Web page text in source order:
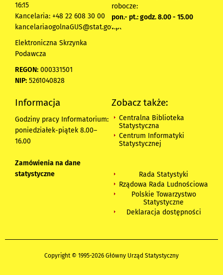
16:15
Kancelaria: +48 22 608 30 00
kancelariaogolnaGUS@stat.gov.pl
Elektroniczna Skrzynka
Podawcza
REGON: 000331501
NIP: 5261040828
robocze:
pon.- pt.: godz. 8.00 - 15.00
Informacja
Godziny pracy Informatorium:
poniedziałek-piątek 8.00–
16.00
Zamówienia na dane
statystyczne
Zobacz także:
Centralna Biblioteka
Statystyczna
Centrum Informatyki
Statystycznej
Rada Statystyki
Rządowa Rada Ludnościowa
Polskie Towarzystwo
Statystyczne
Deklaracja dostępności
Copyright © 1995-2026 Główny Urząd Statystyczny